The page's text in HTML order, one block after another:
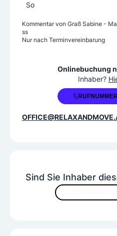
chnik,
sage, Schröpfen und
nigmassage, Ölpackung,
Wirkungsbereiche
Blutdrucksenkung
Krankenkassen
Alle Krankenkassen
Sind Sie Inhaber
So
Kommentar von Graß Sabine -
ss
Nur nach Terminvereinbarung
Onlinebuchung
Inhaber?
+43 676 4797012